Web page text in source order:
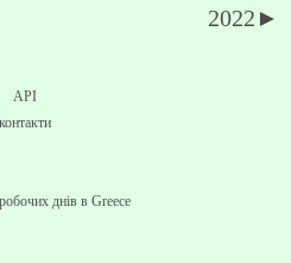
2022►
API
контакти
днів в Greece